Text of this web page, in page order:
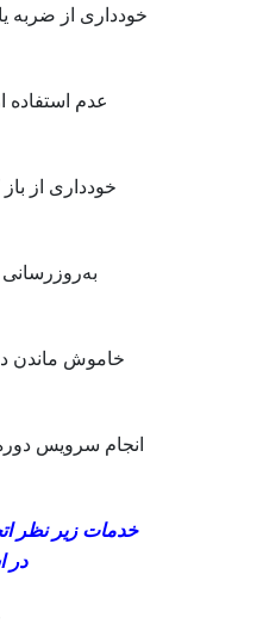
خودداری از ضربه
عدم استفاده
خودداری از
خاموش ماندن
انجام سرویس
خدمات زیر نظر
در